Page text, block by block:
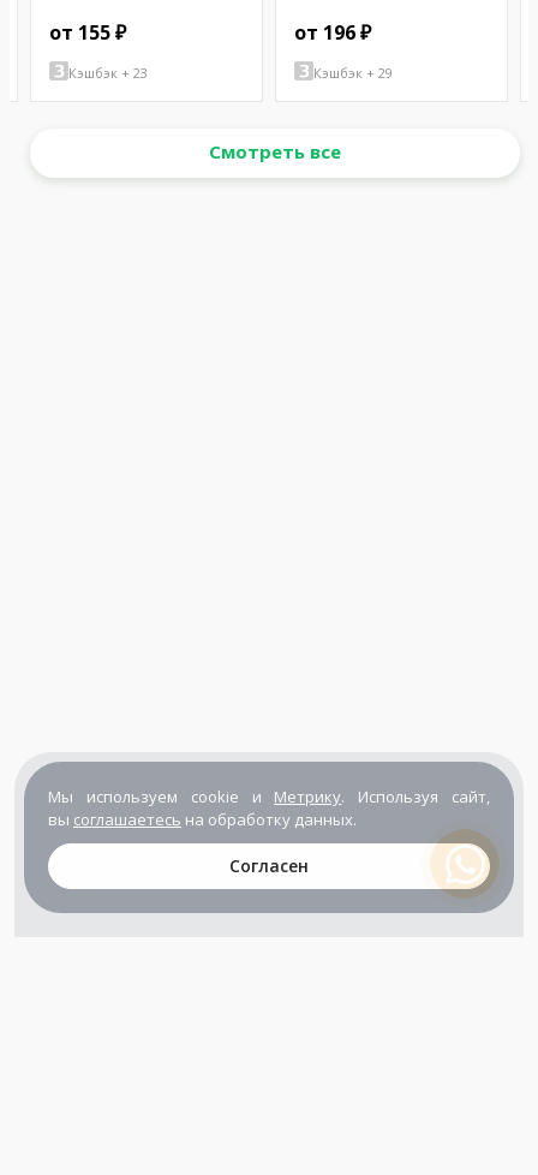
от 155 ₽
Кэшбэк + 23
от 196 ₽
Кэшбэк + 29
Смотреть все
Мы используем cookie и Метрику. Используя сайт,
вы соглашаетесь на обработку данных.
Согласен